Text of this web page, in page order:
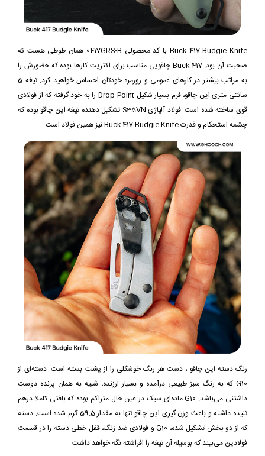
Buck 417 Budgie Knife با کد محصولی 0417GRS-B همان طوطی هست که
صحبت آن بود. Buck 417 چاقویی مناسب برای اکثریت کارها بوده که حضورش را
به مراتب بیشتر در کارهای عمومی و روزمره خودتان احساس خواهید کرد. تیغه 5
سانتی متری این چاقو، فرم بسیار شکیل Drop-Point را به خود گرفته که از فولادی
قوی ساخته شده است. فولاد آلیاژی S35VN تشکیل دهنده تیغه این چاقو بوده که
چشمه استحکام و قدرت Buck 417 Budgie Knife نیز همین فولاد است.
رنگ دسته این چاقو ، دست هر رنگ خوشگلی را از پشت بسته است. دسته‌ای از
G10 که به رنگ سبز طبیعی درآمده و بسیار ارزنده، شبیه به همان پرنده دوست
داشتنی می‌باشد. G10 ماده‌ای سبک در عین حال متراکم بوده که بافتی کاملا درهم
تنیده داشته و باعث وزن گیری این چاقو تنها به مقدار 59.5 گرم شده است. دسته
که از دو بخش تشکیل شده، G10 و فولادی ضد زنگ، قفل خطی دسته را در قسمت
فولادین می‌بیند که بوسیله آن تیغه را افراشته نگه خواهد داشت.